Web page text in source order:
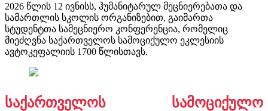
2026 წლის 12 ივნისს, ჰუმანიტარულ მეცნიერებათა და
სამართლის სკოლის ორგანიზებით, გაიმართა
სტუდენტთა სამეცნიერო კონფერენცია, რომელიც
მიეძღვნა საქართველოს სამოციქულო ეკლესიის
ავტოკეფალიის 1700 წლისთავს.
საქართველოს სამოციქულო